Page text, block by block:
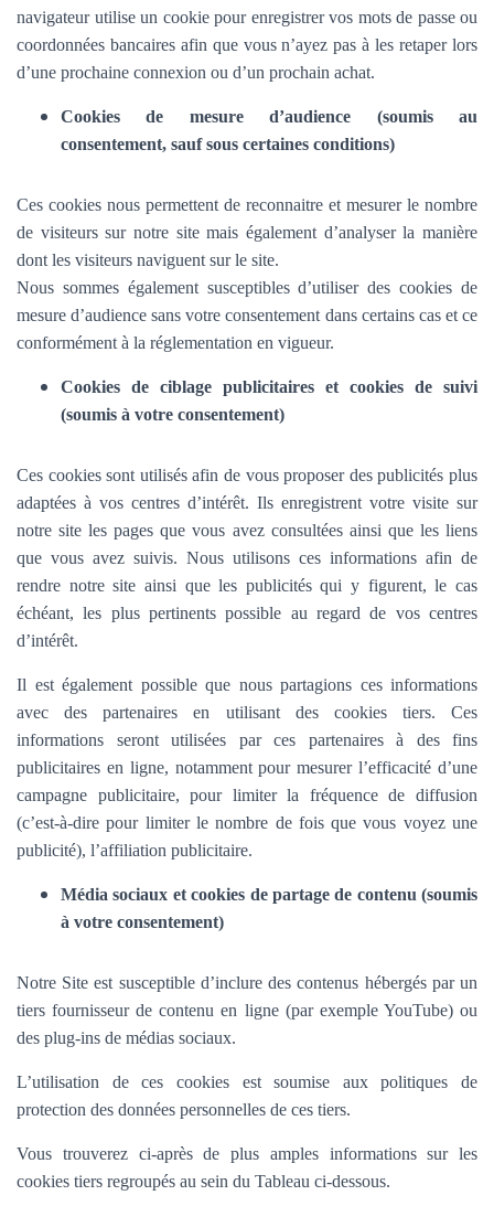
navigateur utilise un cookie pour enregistrer vos mots de passe ou
coordonnées bancaires afin que vous n’ayez pas à les retaper lors
d’une prochaine connexion ou d’un prochain achat.
Cookies de mesure d’audience (soumis au
consentement, sauf sous certaines conditions)
Ces cookies nous permettent de reconnaitre et mesurer le nombre
de visiteurs sur notre site mais également d’analyser la manière
dont les visiteurs naviguent sur le site.
Nous sommes également susceptibles d’utiliser des cookies de
mesure d’audience sans votre consentement dans certains cas et ce
conformément à la réglementation en vigueur.
Cookies de ciblage publicitaires et cookies de suivi
(soumis à votre consentement)
Ces cookies sont utilisés afin de vous proposer des publicités plus
adaptées à vos centres d’intérêt. Ils enregistrent votre visite sur
notre site les pages que vous avez consultées ainsi que les liens
que vous avez suivis. Nous utilisons ces informations afin de
rendre notre site ainsi que les publicités qui y figurent, le cas
échéant, les plus pertinents possible au regard de vos centres
d’intérêt.
Il est également possible que nous partagions ces informations
avec des partenaires en utilisant des cookies tiers. Ces
informations seront utilisées par ces partenaires à des fins
publicitaires en ligne, notamment pour mesurer l’efficacité d’une
campagne publicitaire, pour limiter la fréquence de diffusion
(c’est-à-dire pour limiter le nombre de fois que vous voyez une
publicité), l’affiliation publicitaire.
Média sociaux et cookies de partage de contenu (soumis
à votre consentement)
Notre Site est susceptible d’inclure des contenus hébergés par un
tiers fournisseur de contenu en ligne (par exemple YouTube) ou
des plug-ins de médias sociaux.
L’utilisation de ces cookies est soumise aux politiques de
protection des données personnelles de ces tiers.
Vous trouverez ci-après de plus amples informations sur les
cookies tiers regroupés au sein du Tableau ci-dessous.